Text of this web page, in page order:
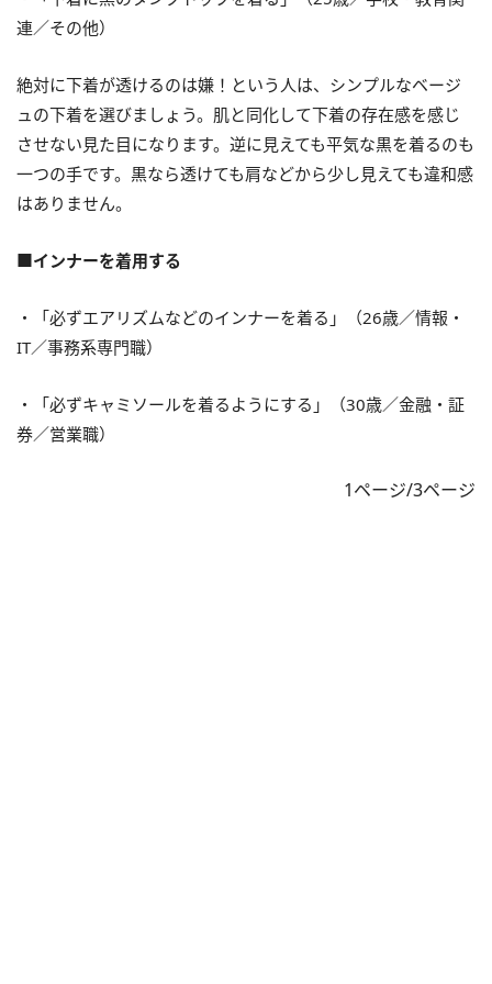
連／その他）
絶対に下着が透けるのは嫌！という人は、シンプルなベージ
ュの下着を選びましょう。肌と同化して下着の存在感を感じ
させない見た目になります。逆に見えても平気な黒を着るのも
一つの手です。黒なら透けても肩などから少し見えても違和感
はありません。
■インナーを着用する
・「必ずエアリズムなどのインナーを着る」（26歳／情報・
IT／事務系専門職）
・「必ずキャミソールを着るようにする」（30歳／金融・証
券／営業職）
1ページ/3ページ